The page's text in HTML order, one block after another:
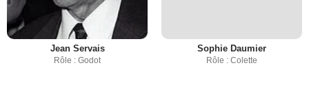
Jean Servais
Rôle : Godot
Sophie Daumier
Rôle : Colette